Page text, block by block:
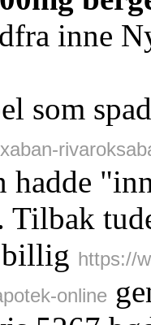
inne
som
hadde
Tilbak
https://
online